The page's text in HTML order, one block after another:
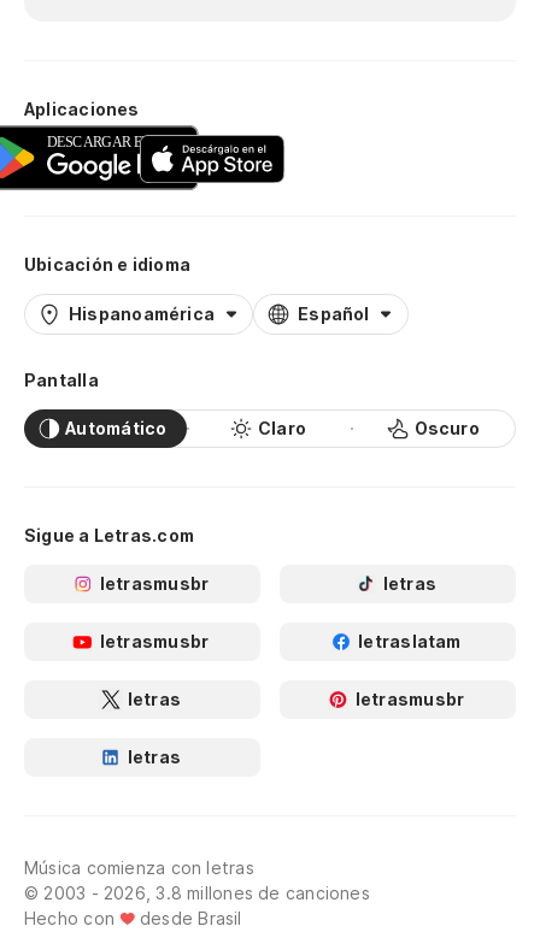
Aplicaciones
Ubicación e idioma
Hispanoamérica Español
Pantalla
Automático Claro Oscuro
Sigue a Letras.com
letrasmusbr letras
letrasmusbr letraslatam
letras letrasmusbr
letras
Música comienza con letras
© 2003 - 2026, 3.8 millones de canciones
Hecho con
desde Brasil